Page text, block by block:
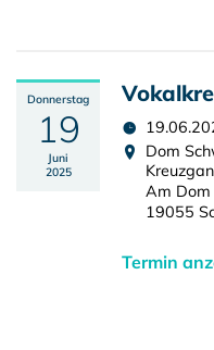
Donnerstag
19
Juni
2025
Dom
Am
19055
Termin